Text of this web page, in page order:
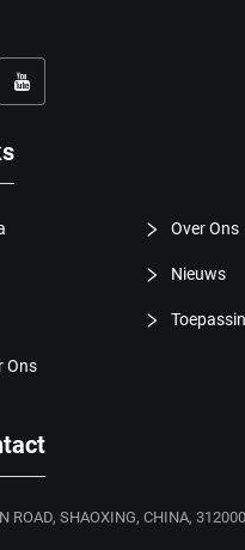
Over Ons
Nieuws
Ons
ROAD, SHAOXING, CHINA, 312000